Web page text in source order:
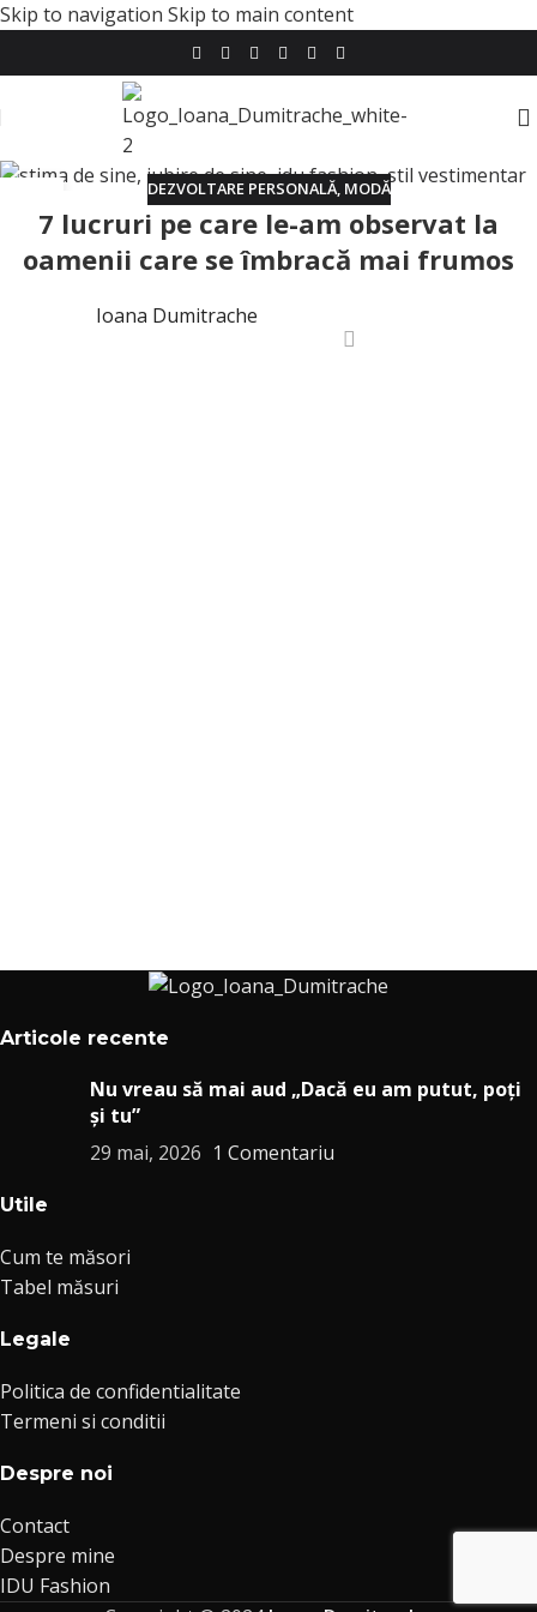
Skip to navigation Skip to main content
APR.
DEZVOLTARE PERSONALĂ, MODĂ
7 lucruri pe care le-am observat la
oamenii care se îmbracă mai frumos
Ioana Dumitrache
Articole recente
Nu vreau să mai aud „Dacă eu am putut, poți
și tu”
29 mai, 2026 1 Comentariu
Utile
Cum te măsori
Tabel măsuri
Legale
Politica de confidentialitate
Termeni si conditii
Despre noi
Contact
Despre mine
IDU Fashion